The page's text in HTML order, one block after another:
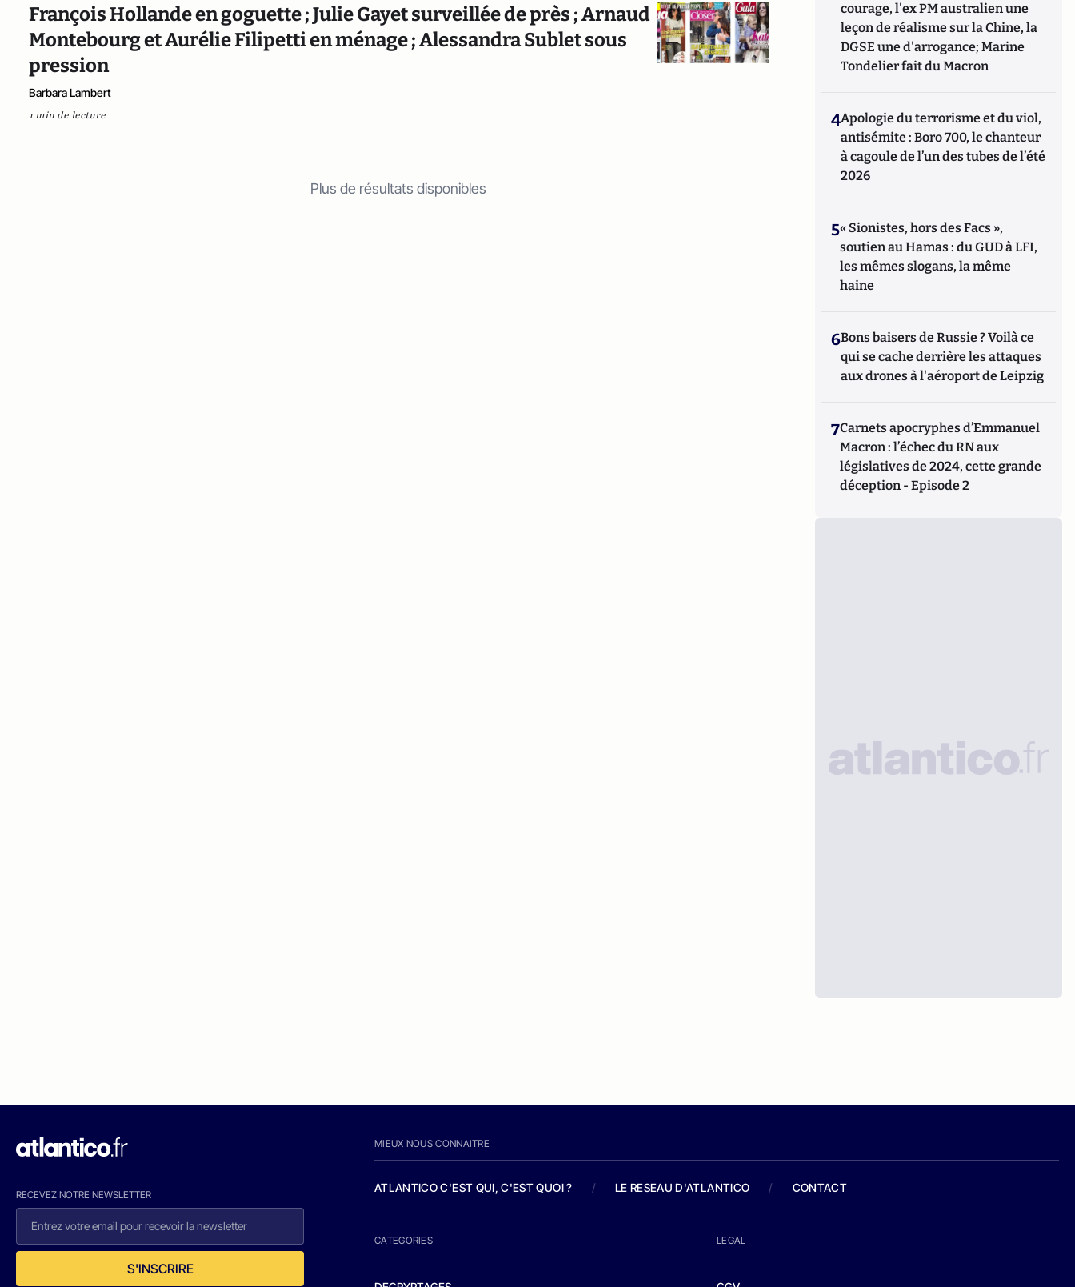
François Hollande en goguette ; Julie Gayet surveillée de près ; Arnaud
Montebourg et Aurélie Filipetti en ménage ; Alessandra Sublet sous
pression
Barbara Lambert
1 min de lecture
Plus de résultats disponibles
courage, l'ex PM australien une
leçon de réalisme sur la Chine, la
DGSE une d'arrogance; Marine
Tondelier fait du Macron
4Apologie du terrorisme et du viol,
antisémite : Boro 700, le chanteur
à cagoule de l’un des tubes de l’été
2026
5« Sionistes, hors des Facs »,
soutien au Hamas : du GUD à LFI,
les mêmes slogans, la même
haine
6Bons baisers de Russie ? Voilà ce
qui se cache derrière les attaques
aux drones à l'aéroport de Leipzig
7Carnets apocryphes d’Emmanuel
Macron : l’échec du RN aux
législatives de 2024, cette grande
déception - Episode 2
RECEVEZ NOTRE NEWSLETTER
S'INSCRIRE
MIEUX NOUS CONNAITRE
ATLANTICO C'EST QUI, C'EST QUOI ? / LE RESEAU D'ATLANTICO / CONTACT
CATEGORIES LEGAL